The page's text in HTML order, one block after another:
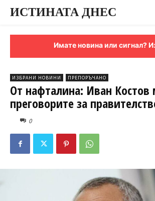
ИСТИНАТА ДНЕС
Имате новина или сигнал?
ИЗБРАНИ НОВИНИ ПРЕПОРЪЧАНО
От нафталина: Иван Костов
преговорите за
0